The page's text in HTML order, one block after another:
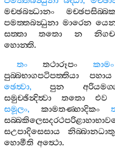
මච‍්ඡබන්‍ධානං
පමත‍්තබන්‍ධුනා මාරෙන
සත‍්තා
තතො න
හොන‍්ති.
තං
තථාරූපං කාමං
පුබ‍්බභාගපටිපත‍්තියා
පහාය
ඡෙත්‍වා, පුන
සමුච‍්ඡින්‍දිත්‍වා
තතො එව
සමූලං, කාමතණ‍්හාදිකං
සඋපාදිසෙසාය
හොමීති අත්‍ථො.